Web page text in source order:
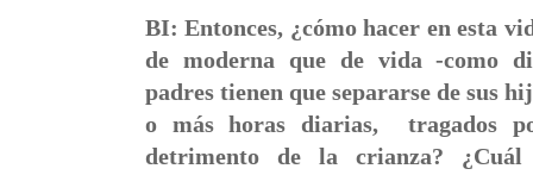
BI: Entonces, ¿cómo hacer en esta
de moderna que de vida -como
padres tienen que separarse de sus
o más horas diarias,
tragados
detrimento de la crianza?